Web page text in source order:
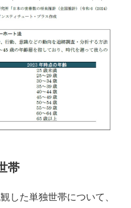
帯
た単独世帯について、